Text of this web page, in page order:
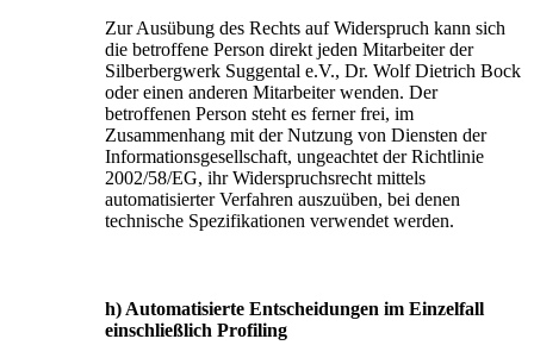
Zur Ausübung des Rechts auf Widerspruch kann sich
die betroffene Person direkt jeden Mitarbeiter der
Silberbergwerk Suggental e.V., Dr. Wolf Dietrich Bock
oder einen anderen Mitarbeiter wenden. Der
betroffenen Person steht es ferner frei, im
Zusammenhang mit der Nutzung von Diensten der
Informationsgesellschaft, ungeachtet der Richtlinie
2002/58/EG, ihr Widerspruchsrecht mittels
automatisierter Verfahren auszuüben, bei denen
technische Spezifikationen verwendet werden.
h) Automatisierte Entscheidungen im Einzelfall
einschließlich Profiling